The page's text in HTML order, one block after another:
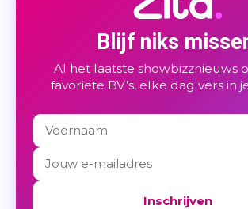
Blijf niks
Al het laatste showbizznieuws
favoriete BV’s, elke dag vers in
Inschrijven